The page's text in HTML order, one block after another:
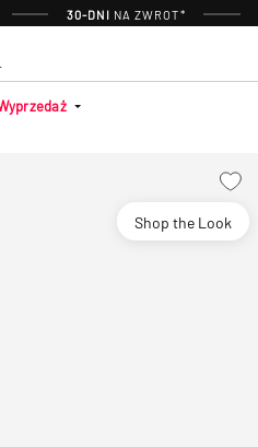
30-DNI NA ZWROT*
Shop the Look